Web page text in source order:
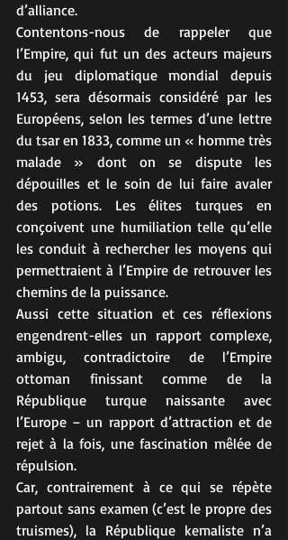
d’alliance.
Contentons-nous de rappeler que
l’Empire, qui fut un des acteurs majeurs
du jeu diplomatique mondial depuis
1453, sera désormais considéré par les
Européens, selon les termes d’une lettre
du tsar en 1833, comme un « homme très
malade » dont on se dispute les
dépouilles et le soin de lui faire avaler
des potions. Les élites turques en
conçoivent une humiliation telle qu’elle
les conduit à rechercher les moyens qui
permettraient à l’Empire de retrouver les
chemins de la puissance.
Aussi cette situation et ces réflexions
engendrent-elles un rapport complexe,
ambigu, contradictoire de l’Empire
ottoman finissant comme de la
République turque naissante avec
l’Europe – un rapport d’attraction et de
rejet à la fois, une fascination mêlée de
répulsion.
Car, contrairement à ce qui se répète
partout sans examen (c’est le propre des
truismes), la République kemaliste n’a